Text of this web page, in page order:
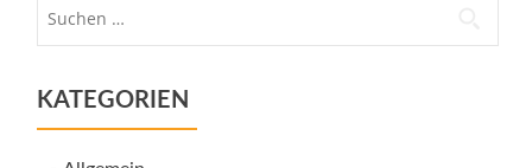
KATEGORIEN